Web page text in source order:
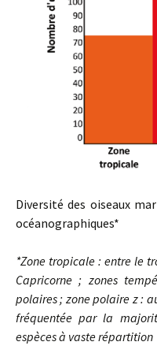
Diversité des oiseaux
océanographiques*
*Zone tropicale : entre le
Capricorne ; zones
polaires ; zone polaire z :
fréquentée par la
espèces à vaste répartition